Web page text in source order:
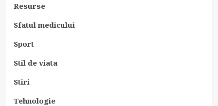
Resurse
Sfatul medicului
Sport
Stil de viata
Stiri
Tehnologie